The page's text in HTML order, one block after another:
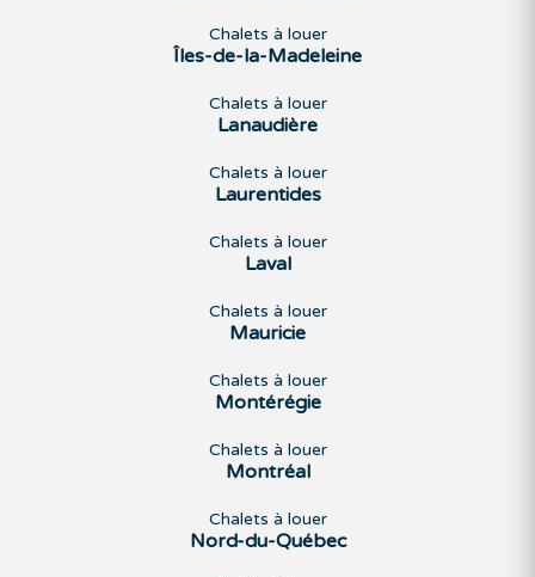
Chalets à louer
Îles-de-la-Madeleine
Chalets à louer
Lanaudière
Chalets à louer
Laurentides
Chalets à louer
Laval
Chalets à louer
Mauricie
Chalets à louer
Montérégie
Chalets à louer
Montréal
Chalets à louer
Nord-du-Québec